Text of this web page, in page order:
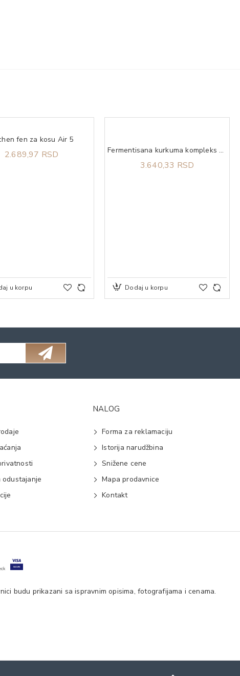
fen za kosu Air 5
2.689,97 RSD
u korpu
Fermentisana kurkuma kompleks Fermeric™ 50 caps Terranova
3.640,33 RSD
Dodaj u korpu
odustajanje
NALOG
Forma za reklamaciju
Istorija narudžbina
Snižene cene
Mapa prodavnice
Kontakt
budu prikazani sa ispravnim opisima, fotografijama i cenama.